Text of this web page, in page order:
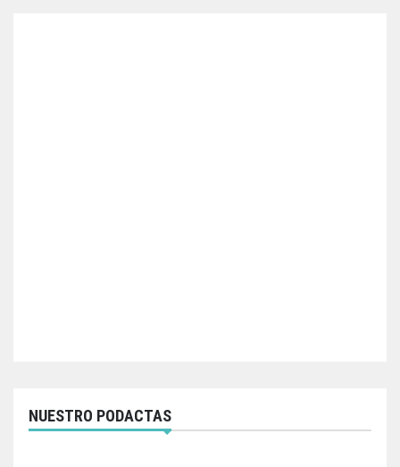
NUESTRO PODACTAS